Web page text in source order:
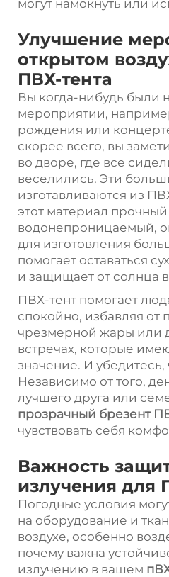
могут намокнуть или
Улучшение
открытом
ПВХ-тента
Вы когда-нибудь были
мероприятии,
рождения или
скорее всего, вы
во дворе, где все
веселились. Эти
изготавливаются из
этот материал прочный
водонепроницаемый,
для изготовления
помогает оставаться
и защищает от солнца
ПВХ-тент помогает
спокойно, избавляя от
чрезмерной жары или
встречах, которые
значение. И убедитесь,
Независимо от того,
лучшего друга или
прозрачный брезент
чувствовать себя
Важность
излучения для
Погодные условия
на оборудование и
воздухе, особенно
почему важна
излучению в вашем